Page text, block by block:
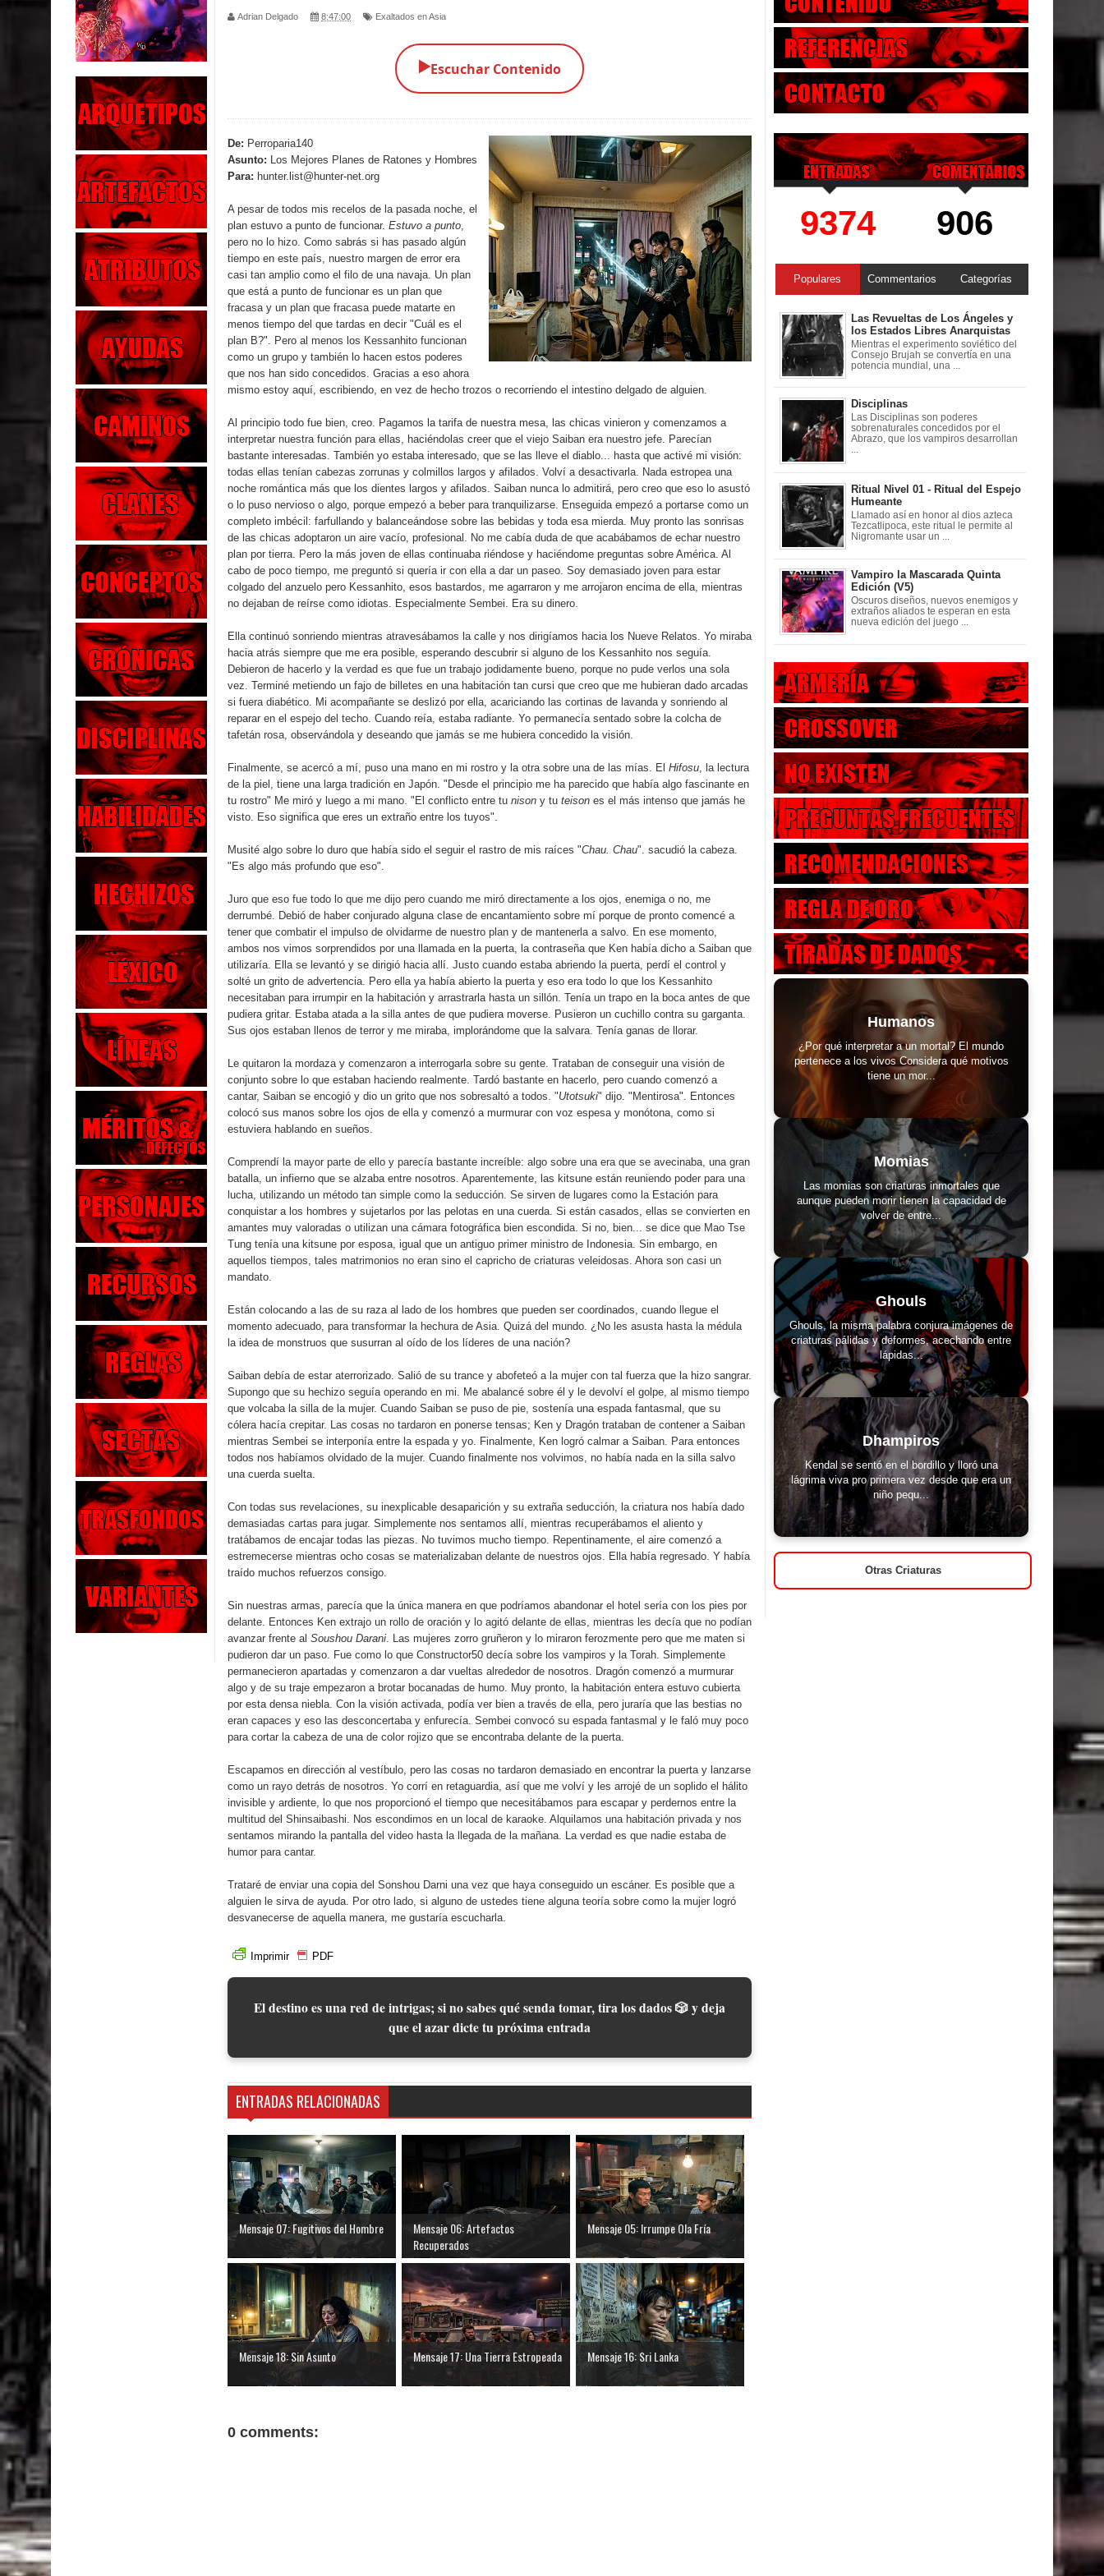
Parte 02: Los Muertos Gobiernan a los Vivos
Parte 01: Escondido a Plena Luz
Parte 02: El Enemigo de mi Enemigo
Parte 06: Coletazos
Parte 05: Los Horrores del Infierno
Parte 04: Oídos Sordos
Parte 03: La Traición
Parte 02: Vuelve el Hijo Prodigo
Parte 03: Reflexiones
Adrian Delgado 8:47:00 Exaltados en Asia
▶️Escuchar Contenido
De: Perroparia140
Asunto: Los Mejores Planes de Ratones y Hombres
Para: hunter.list@hunter-net.org
A pesar de todos mis recelos de la pasada noche, el
plan estuvo a punto de funcionar. Estuvo a punto
pero no lo hizo. Como sabrás si has pasado algún
tiempo en este país, nuestro margen de error era
casi tan amplio como el filo de una navaja. Un plan
que está a punto de funcionar es un plan que
fracasa y un plan que fracasa puede matarte en
menos tiempo del que tardas en decir "Cuál es el
plan B?". Pero al menos los Kessanhito funcionan
como un grupo y también lo hacen estos poderes
que nos han sido concedidos. Gracias a eso ahora
mismo estoy aquí, escribiendo, en vez de hecho trozos o recorriendo el intestino delgado de alguien.
Al principio todo fue bien, creo. Pagamos la tarifa de nuestra mesa, las chicas vinieron y comenzamos a
interpretar nuestra función para ellas, haciéndolas creer que el viejo Saiban era nuestro jefe. Parecían
bastante interesadas. También yo estaba interesado, que se las lleve el diablo... hasta que activé mi visión:
todas ellas tenían cabezas zorrunas y colmillos largos y afilados. Volví a desactivarla. Nada estropea una
noche romántica más que los dientes largos y afilados. Saiban nunca lo admitirá, pero creo que eso lo asustó
o lo puso nervioso o algo, porque empezó a beber para tranquilizarse. Enseguida empezó a portarse como un
completo imbécil: farfullando y balanceándose sobre las bebidas y toda esa mierda. Muy pronto las sonrisas
de las chicas adoptaron un aire vacío, profesional. No me cabía duda de que acabábamos de echar nuestro
plan por tierra. Pero la más joven de ellas continuaba riéndose y haciéndome preguntas sobre América. Al
cabo de poco tiempo, me preguntó si quería ir con ella a dar un paseo. Soy demasiado joven para estar
colgado del anzuelo pero Kessanhito, esos bastardos, me agarraron y me arrojaron encima de ella, mientras
no dejaban de reírse como idiotas. Especialmente Sembei. Era su dinero.
Ella continuó sonriendo mientras atravesábamos la calle y nos dirigíamos hacia los Nueve Relatos. Yo miraba
hacia atrás siempre que me era posible, esperando descubrir si alguno de los Kessanhito nos seguía.
Debieron de hacerlo y la verdad es que fue un trabajo jodidamente bueno, porque no pude verlos una sola
vez. Terminé metiendo un fajo de billetes en una habitación tan cursi que creo que me hubieran dado arcadas
si fuera diabético. Mi acompañante se deslizó por ella, acariciando las cortinas de lavanda y sonriendo al
reparar en el espejo del techo. Cuando reía, estaba radiante. Yo permanecía sentado sobre la colcha de
tafetán rosa, observándola y deseando que jamás se me hubiera concedido la visión.
Finalmente, se acercó a mí, puso una mano en mi rostro y la otra sobre una de las mías. El Hifosu , la lectura
de la piel, tiene una larga tradición en Japón. "Desde el principio me ha parecido que había algo fascinante en
tu rostro" Me miró y luego a mi mano. "El conflicto entre tu nison y tu teison es el más intenso que jamás he
visto. Eso significa que eres un extraño entre los tuyos".
Musité algo sobre lo duro que había sido el seguir el rastro de mis raíces "Chau. Chau". sacudió la cabeza.
"Es algo más profundo que eso".
Juro que eso fue todo lo que me dijo pero cuando me miró directamente a los ojos, enemiga o no, me
derrumbé. Debió de haber conjurado alguna clase de encantamiento sobre mí porque de pronto comencé a
tener que combatir el impulso de olvidarme de nuestro plan y de mantenerla a salvo. En ese momento,
ambos nos vimos sorprendidos por una llamada en la puerta, la contraseña que Ken había dicho a Saiban que
utilizaría. Ella se levantó y se dirigió hacia allí. Justo cuando estaba abriendo la puerta, perdí el control y
solté un grito de advertencia. Pero ella ya había abierto la puerta y eso era todo lo que los Kessanhito
necesitaban para irrumpir en la habitación y arrastrarla hasta un sillón. Tenía un trapo en la boca antes de que
pudiera gritar. Estaba atada a la silla antes de que pudiera moverse. Pusieron un cuchillo contra su garganta.
Sus ojos estaban llenos de terror y me miraba, implorándome que la salvara. Tenía ganas de llorar.
Le quitaron la mordaza y comenzaron a interrogarla sobre su gente. Trataban de conseguir una visión de
conjunto sobre lo que estaban haciendo realmente. Tardó bastante en hacerlo, pero cuando comenzó a
cantar, Saiban se encogió y dio un grito que nos sobresaltó a todos. "Utotsuki" dijo. "Mentirosa". Entonces
colocó sus manos sobre los ojos de ella y comenzó a murmurar con voz espesa y monótona, como si
estuviera hablando en sueños.
Comprendí la mayor parte de ello y parecía bastante increíble: algo sobre una era que se avecinaba, una gran
batalla, un infierno que se alzaba entre nosotros. Aparentemente, las kitsune están reuniendo poder para una
lucha, utilizando un método tan simple como la seducción. Se sirven de lugares como la Estación para
conquistar a los hombres y sujetarlos por las pelotas en una cuerda. Si están casados, ellas se convierten en
amantes muy valoradas o utilizan una cámara fotográfica bien escondida. Si no, bien... se dice que Mao Tse
Tung tenía una kitsune por esposa, igual que un antiguo primer ministro de Indonesia. Sin embargo, en
aquellos tiempos, tales matrimonios no eran sino el capricho de criaturas veleidosas. Ahora son casi un
mandato.
Están colocando a las de su raza al lado de los hombres que pueden ser coordinados, cuando llegue el
momento adecuado, para transformar la hechura de Asia. Quizá del mundo. ¿No les asusta hasta la médula
la idea de monstruos que susurran al oído de los líderes de una nación?
Saiban debía de estar aterrorizado. Salió de su trance y abofeteó a la mujer con tal fuerza que la hizo sangrar.
Supongo que su hechizo seguía operando en mi. Me abalancé sobre él y le devolví el golpe, al mismo tiempo
que volcaba la silla de la mujer. Cuando Saiban se puso de pie, sostenía una espada fantasmal, que su
cólera hacía crepitar. Las cosas no tardaron en ponerse tensas; Ken y Dragón trataban de contener a Saiban
mientras Sembei se interponía entre la espada y yo. Finalmente, Ken logró calmar a Saiban. Para entonces
todos nos habíamos olvidado de la mujer. Cuando finalmente nos volvimos, no había nada en la silla salvo
una cuerda suelta.
Con todas sus revelaciones, su inexplicable desaparición y su extraña seducción, la criatura nos había dado
demasiadas cartas para jugar. Simplemente nos sentamos allí, mientras recuperábamos el aliento y
tratábamos de encajar todas las piezas. No tuvimos mucho tiempo. Repentinamente, el aire comenzó a
estremecerse mientras ocho cosas se materializaban delante de nuestros ojos. Ella había regresado. Y había
traído muchos refuerzos consigo.
Sin nuestras armas, parecía que la única manera en que podríamos abandonar el hotel sería con los pies por
delante. Entonces Ken extrajo un rollo de oración y lo agitó delante de ellas, mientras les decía que no podían
avanzar frente al Soushou Darani . Las mujeres zorro gruñeron y lo miraron ferozmente pero que me maten si
pudieron dar un paso. Fue como lo que Constructor50 decía sobre los vampiros y la Torah. Simplemente
permanecieron apartadas y comenzaron a dar vueltas alrededor de nosotros. Dragón comenzó a murmurar
algo y de su traje empezaron a brotar bocanadas de humo. Muy pronto, la habitación entera estuvo cubierta
por esta densa niebla. Con la visión activada, podía ver bien a través de ella, pero juraría que las bestias no
eran capaces y eso las desconcertaba y enfurecía. Sembei convocó su espada fantasmal y le faló muy poco
para cortar la cabeza de una de color rojizo que se encontraba delante de la puerta.
Escapamos en dirección al vestíbulo, pero las cosas no tardaron demasiado en encontrar la puerta y lanzarse
como un rayo detrás de nosotros. Yo corrí en retaguardia, así que me volví y les arrojé de un soplido el hálito
invisible y ardiente, lo que nos proporcionó el tiempo que necesitábamos para escapar y perdernos entre la
multitud del Shinsaibashi. Nos escondimos en un local de karaoke. Alquilamos una habitación privada y nos
sentamos mirando la pantalla del video hasta la llegada de la mañana. La verdad es que nadie estaba de
humor para cantar.
Trataré de enviar una copia del Sonshou Darni una vez que haya conseguido un escáner. Es posible que a
alguien le sirva de ayuda. Por otro lado, si alguno de ustedes tiene alguna teoría sobre como la mujer logró
desvanecerse de aquella manera, me gustaría escucharla.
Imprimir PDF
El destino es una red de intrigas; si no sabes qué senda tomar, tira los dados 🎲 y deja
que el azar dicte tu próxima entrada
ENTRADAS RELACIONADAS
Mensaje 07: Fugitivos del Hombre
Mensaje 06: Artefactos
Recuperados
Mensaje 05: Irrumpe Ola Fría
Mensaje 18: Sin Asunto Mensaje 17: Una Tierra Estropeada Mensaje 16: Sri Lanka
0 comments:
9374 906
Populares Commentarios Categorías
Las Revueltas de Los Ángeles y
los Estados Libres Anarquistas
Mientras el experimento soviético del
Consejo Brujah se convertía en una
potencia mundial, una ...
Disciplinas
Las Disciplinas son poderes
sobrenaturales concedidos por el
Abrazo, que los vampiros desarrollan
Ritual Nivel 01 - Ritual del Espejo
Humeante
Llamado así en honor al dios azteca
Tezcatlipoca, este ritual le permite al
Nigromante usar un ...
Vampiro la Mascarada Quinta
Edición (V5)
Oscuros diseños, nuevos enemigos y
extraños aliados te esperan en esta
nueva edición del juego ...
Humanos
¿Por qué interpretar a un mortal? El mundo
pertenece a los vivos Considera qué motivos
tiene un mor...
Momias
Las momias son criaturas inmortales que
aunque pueden morir tienen la capacidad de
volver de entre...
Ghouls
Ghouls, la misma palabra conjura imágenes de
criaturas pálidas y deformes, acechando entre
lápidas...
Dhampiros
Kendal se sentó en el bordillo y lloró una
lágrima viva pro primera vez desde que era un
niño pequ...
Otras Criaturas